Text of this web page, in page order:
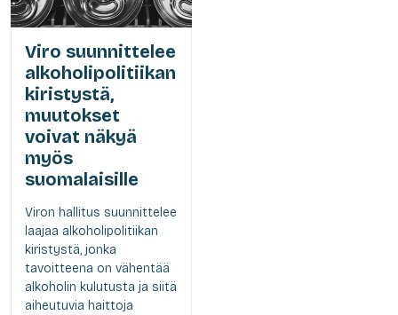
Viro suunnittelee
alkoholipolitiikan
kiristystä,
muutokset
voivat näkyä
myös
suomalaisille
Viron hallitus suunnittelee
laajaa alkoholipolitiikan
kiristystä, jonka
tavoitteena on vähentää
alkoholin kulutusta ja siitä
aiheutuvia haittoja